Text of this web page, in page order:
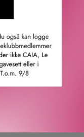
på med en av